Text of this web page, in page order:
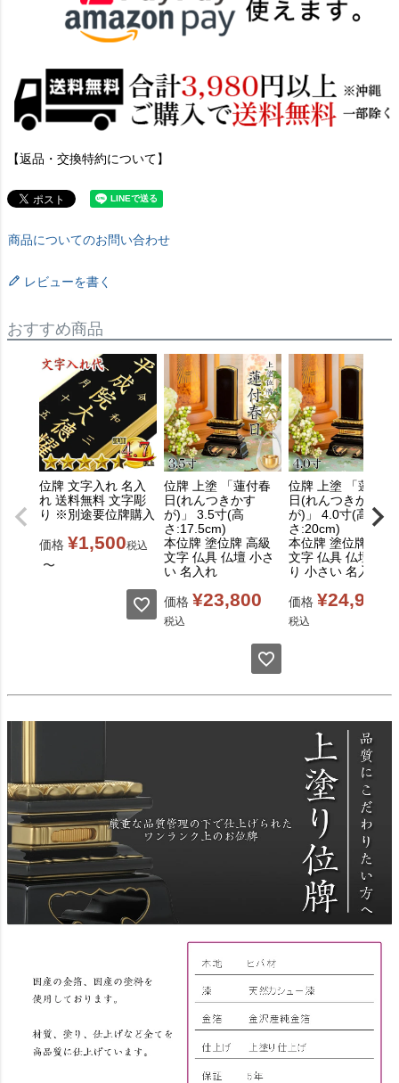
【返品・交換特約について】
商品についてのお問い合わせ
レビューを書く
おすすめ商品
位牌 文字入れ 名入
れ 送料無料 文字彫
り ※別途要位牌購入
価格 ¥1,500税込
〜
位牌 上塗 「蓮付春
日(れんつきかす
が)」 3.5寸(高
さ:17.5cm)
本位牌 塗位牌 高級
文字 仏具 仏壇 小さ
い 名入れ
価格 ¥23,800
税込
位牌 上塗 「蓮付春
日(れんつきかす
が)」 4.0寸(高
さ:20cm)
本位牌 塗位牌 高級
文字 仏具 仏壇 上塗
り 小さい 名入れ
価格 ¥24,900
税込